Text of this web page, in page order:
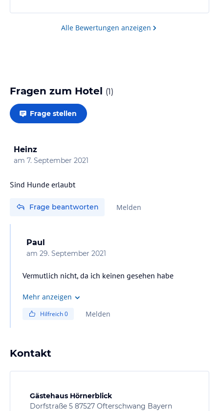
Alle Bewertungen anzeigen
Fragen zum Hotel (1)
Frage stellen
Heinz
am 7. September 2021
Sind Hunde erlaubt
Frage beantworten Melden
Paul
am 29. September 2021
Vermutlich nicht, da ich keinen gesehen habe
Mehr anzeigen
Hilfreich0 Melden
Kontakt
Gästehaus Hörnerblick
Dorfstraße 5 87527 Ofterschwang Bayern